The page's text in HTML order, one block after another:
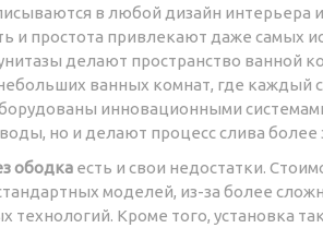
в любой дизайн
и простота привлекают даже самых
делают пространство ванной
ванных комнат, где каждый
инновационными
но и делают процесс слива
ободка есть и свои недостатки.
моделей, из-за более
технологий. Кроме того, установка